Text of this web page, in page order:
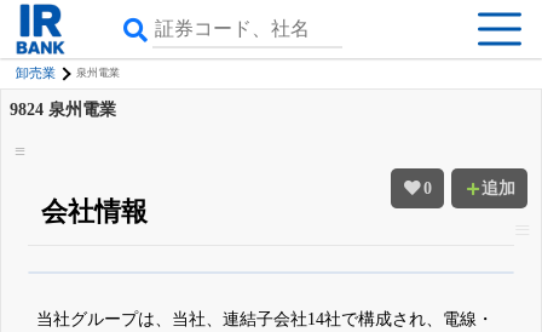
卸売業 泉州電業
0 追加
9824 泉州電業
会社情報
詳しく見られる
無料でβ版をはじめる
当社グループは、当社、連結子会社14社で構成され、電線・